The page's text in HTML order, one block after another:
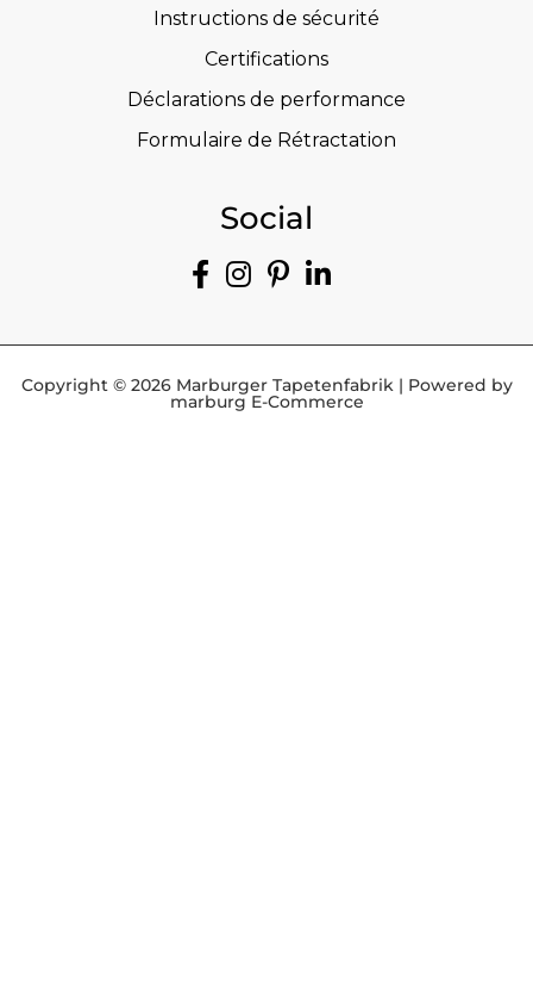
Instructions de sécurité
Certifications
Déclarations de performance
Formulaire de Rétractation
Social
Copyright © 2026 Marburger Tapetenfabrik | Powered by
marburg E-Commerce